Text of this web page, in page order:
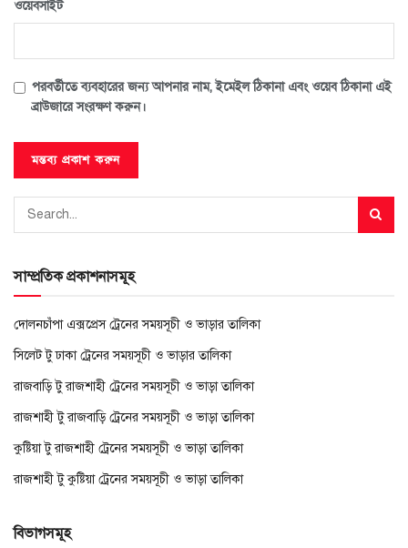
ওয়েবসাইট
পরবর্তীতে ব্যবহারের জন্য আপনার নাম, ইমেইল ঠিকানা এবং ওয়েব ঠিকানা এই
ব্রাউজারে সংরক্ষণ করুন।
সাম্প্রতিক প্রকাশনাসমূহ
দোলনচাঁপা এক্সপ্রেস ট্রেনের সময়সূচী ও ভাড়ার তালিকা
সিলেট টু ঢাকা ট্রেনের সময়সূচী ও ভাড়ার তালিকা
রাজবাড়ি টু রাজশাহী ট্রেনের সময়সূচী ও ভাড়া তালিকা
রাজশাহী টু রাজবাড়ি ট্রেনের সময়সূচী ও ভাড়া তালিকা
কুষ্টিয়া টু রাজশাহী ট্রেনের সময়সূচী ও ভাড়া তালিকা
রাজশাহী টু কুষ্টিয়া ট্রেনের সময়সূচী ও ভাড়া তালিকা
বিভাগসমূহ